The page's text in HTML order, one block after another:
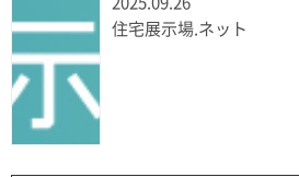
住宅展示場.ネット